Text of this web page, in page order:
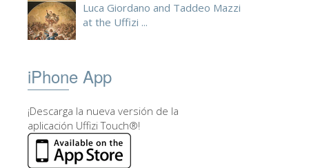
Luca Giordano and Taddeo Mazzi
at the Uffizi ...
iPhone App
¡Descarga la nueva versión de la
aplicación Uffizi Touch®!